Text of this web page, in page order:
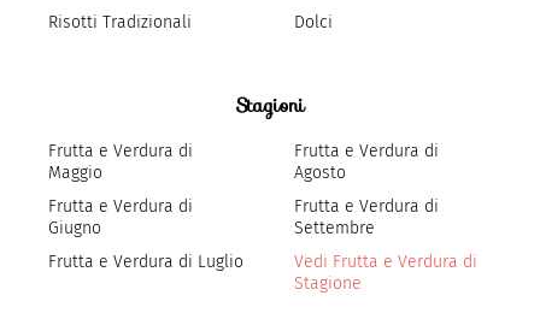
Risotti Tradizionali
Dolci
Stagioni
Frutta e Verdura di
Maggio
Frutta e Verdura di
Giugno
Frutta e Verdura di Luglio
Frutta e Verdura di
Agosto
Frutta e Verdura di
Settembre
Vedi Frutta e Verdura di
Stagione